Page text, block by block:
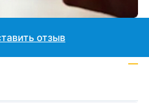
отзыв
—